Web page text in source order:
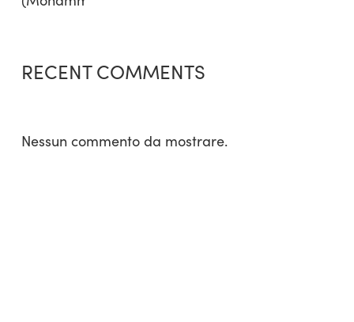
RECENT COMMENTS
Nessun commento da mostrare.